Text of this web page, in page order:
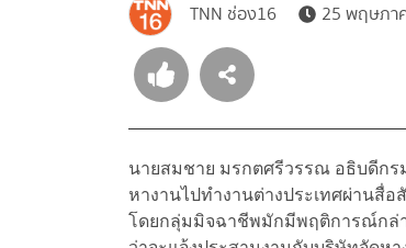
TNN ช่อง16 25 พฤษภา
นายสมชาย มรกตศรีวรรณ อธิบดีกร
หางานไปทำงานต่างประเทศผ่านสื่
โดยกลุ่มมิจฉาชีพมักมีพฤติการณ์กล่า